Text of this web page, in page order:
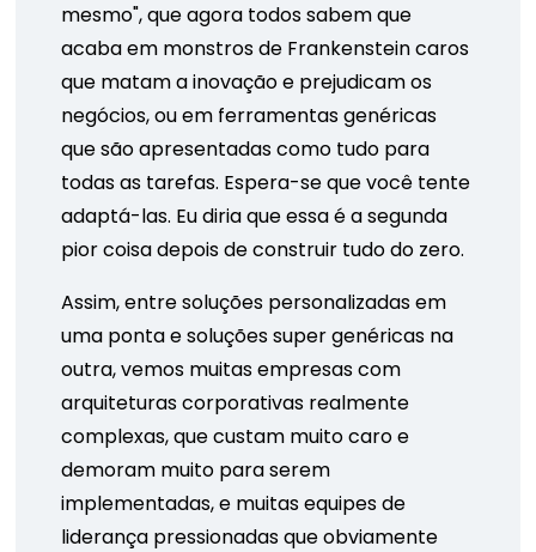
mesmo", que agora todos sabem que
acaba em monstros de Frankenstein caros
que matam a inovação e prejudicam os
negócios, ou em ferramentas genéricas
que são apresentadas como tudo para
todas as tarefas. Espera-se que você tente
adaptá-las. Eu diria que essa é a segunda
pior coisa depois de construir tudo do zero.
Assim, entre soluções personalizadas em
uma ponta e soluções super genéricas na
outra, vemos muitas empresas com
arquiteturas corporativas realmente
complexas, que custam muito caro e
demoram muito para serem
implementadas, e muitas equipes de
liderança pressionadas que obviamente